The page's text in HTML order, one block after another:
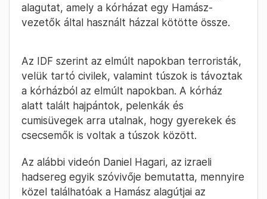
alagutat, amely a kórházat egy Hamász-
vezetők által használt házzal kötötte össze.
Az IDF szerint az elmúlt napokban terroristák,
velük tartó civilek, valamint túszok is távoztak
a kórházból az elmúlt napokban. A kórház
alatt talált hajpántok, pelenkák és
cumisüvegek arra utalnak, hogy gyerekek és
csecsemők is voltak a túszok között.
Az alábbi videón Daniel Hagari, az izraeli
hadsereg egyik szóvivője bemutatta, mennyire
közel találhatóak a Hamász alagútjai az